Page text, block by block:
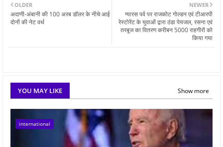
NEWER
ग्यारस पर्व पर राजकोट गोल्डन एवं टीआरपी
रेस्टोरेंट के युवाओं द्वारा ठंडा पेयजल, रसना एवं
तरबूज का वितरण करीबन 5000 राहगीरों को
किया गया
OLDER
अदाणी-अंबानी की 100 अरब डॉलर के नीचे आई
दोनों की नेट वर्थ
YOU MAY LIKE Show more
international